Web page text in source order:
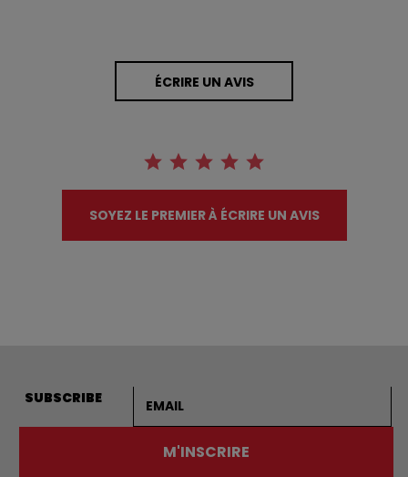
ÉCRIRE UN AVIS
SOYEZ LE PREMIER À ÉCRIRE UN AVIS
SUBSCRIBE
M'INSCRIRE